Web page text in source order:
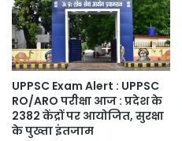
UPPSC Exam Alert : UPPSC
RO/ARO परीक्षा आज : प्रदेश के
2382 केंद्रों पर आयोजित, सुरक्षा
के पुख्ता इंतजाम